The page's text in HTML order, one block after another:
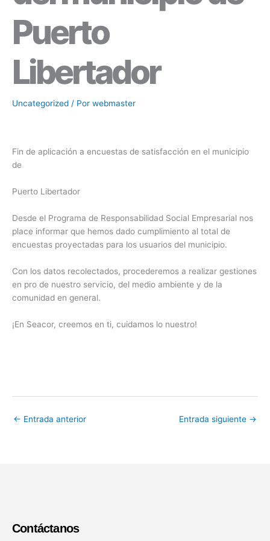
Puerto
Libertador
Uncategorized / Por webmaster
Fin de aplicación a encuestas de satisfacción en el municipio
de
Puerto Libertador
Desde el Programa de Responsabilidad Social Empresarial nos
place informar que hemos dado cumplimiento al total de
encuestas proyectadas para los usuarios del municipio.
Con los datos recolectados, procederemos a realizar gestiones
en pro de nuestro servicio, del medio ambiente y de la
comunidad en general.
¡En Seacor, creemos en ti, cuidamos lo nuestro!
← Entrada anterior Entrada siguiente →
Contáctanos